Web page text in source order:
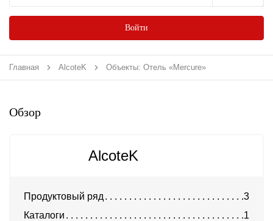
Войти
Главная AlcoteK Объекты: Отель «Mercure»
Обзор
AlcoteK
Продуктовый ряд
3
Каталоги
1